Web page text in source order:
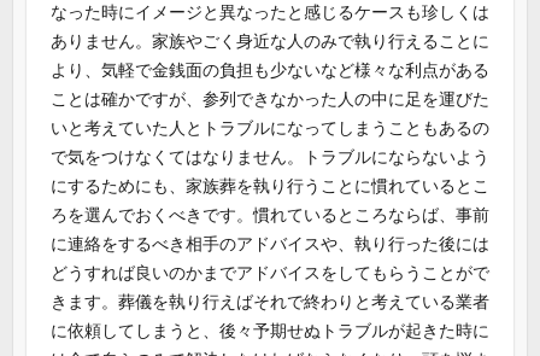
なった時にイメージと異なったと感じるケースも珍しくは
ありません。家族やごく身近な人のみで執り行えることに
より、気軽で金銭面の負担も少ないなど様々な利点がある
ことは確かですが、参列できなかった人の中に足を運びた
いと考えていた人とトラブルになってしまうこともあるの
で気をつけなくてはなりません。トラブルにならないよう
にするためにも、家族葬を執り行うことに慣れているとこ
ろを選んでおくべきです。慣れているところならば、事前
に連絡をするべき相手のアドバイスや、執り行った後には
どうすれば良いのかまでアドバイスをしてもらうことがで
きます。葬儀を執り行えばそれで終わりと考えている業者
に依頼してしまうと、後々予期せぬトラブルが起きた時に